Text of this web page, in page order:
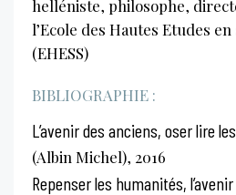
helléniste, philosophe,
l’Ecole des Hautes Etudes
(EHESS)
BIBLIOGRAPHIE :
L’avenir des anciens, oser lire
(Albin Michel), 2016
Repenser les humanités,